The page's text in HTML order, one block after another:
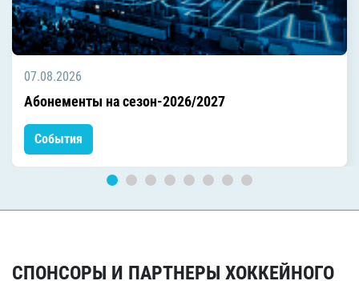
07.08.2026
Абонементы на сезон-2026/2027
События
СПОНСОРЫ И ПАРТНЕРЫ ХОККЕЙНОГО